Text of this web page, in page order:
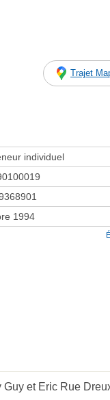
Trajet
individuel
1994
et Eric Rue